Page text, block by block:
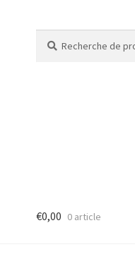
€0,00 0 article